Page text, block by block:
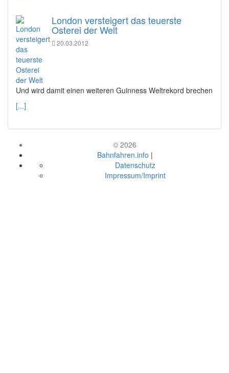
London versteigert das teuerste
Osterei der Welt
20.03.2012
Und wird damit einen weiteren Guinness Weltrekord brechen
[...]
© 2026
Bahnfahren.info |
Datenschutz
Impressum/Imprint